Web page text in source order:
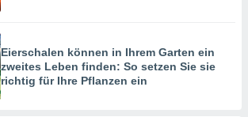
Eierschalen können in Ihrem Garten ein
zweites Leben finden: So setzen Sie sie
richtig für Ihre Pflanzen ein